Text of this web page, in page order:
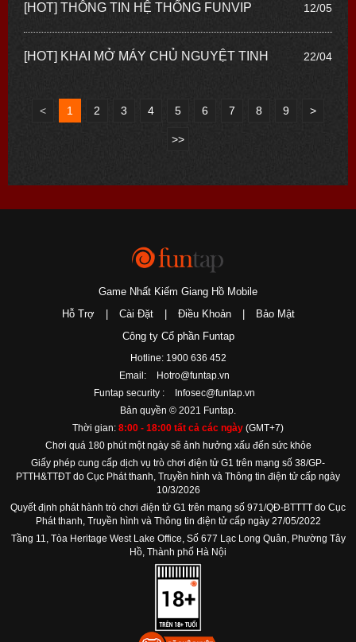
[HOT] THÔNG TIN HỆ THỐNG FUNVIP 12/05
[HOT] KHAI MỞ MÁY CHỦ NGUYỆT TINH 22/04
< 1 2 3 4 5 6 7 8 9 >
>>
Game Nhất Kiếm Giang Hồ Mobile
Hỗ Trợ
Cài Đặt Điều Khoản
Bảo Mật
Công ty Cổ phần Funtap
Hotline: 1900 636 452
Email:
Hotro@funtap.vn
Funtap security :
Infosec@funtap.vn
Bản quyền © 2021 Funtap.
Thời gian: 8:00 - 18:00 tất cả các ngày (GMT+7)
Chơi quá 180 phút một ngày sẽ ảnh hưởng xấu đến sức khỏe
Giấy phép cung cấp dịch vụ trò chơi điện tử G1 trên mạng số 38/GP-
PTTH&TTĐT do Cục Phát thanh, Truyền hình và Thông tin điện tử cấp ngày
10/3/2026
Quyết định phát hành trò chơi điện tử G1 trên mạng số 971/QĐ-BTTTT do Cục
Phát thanh, Truyền hình và Thông tin điện tử cấp ngày 27/05/2022
Tầng 11, Tòa Heritage West Lake Office, Số 677 Lạc Long Quân, Phường Tây
Hồ, Thành phố Hà Nội